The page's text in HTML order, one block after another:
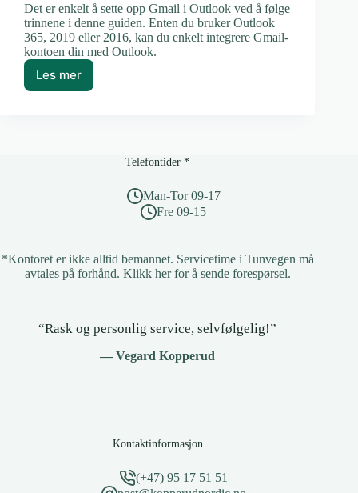
Det er enkelt å sette opp Gmail i Outlook ved å følge
trinnene i denne guiden. Enten du bruker Outlook
365, 2019 eller 2016, kan du enkelt integrere Gmail-
kontoen din med Outlook.
Les mer
Hvordan
Telefontider *
Man-Tor 09-17
Fre 09-15
*Kontoret er ikke alltid bemannet. Servicetime i Tunvegen må
avtales på forhånd. Klikk her for å sende forespørsel.
“Rask og personlig service, selvfølgelig!”
— Vegard Kopperud
Kontaktinformasjon
(+47) 95 17 51 51